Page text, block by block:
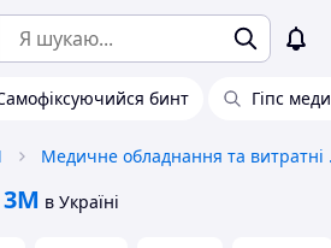
бинт Гіпс
3М в Україні